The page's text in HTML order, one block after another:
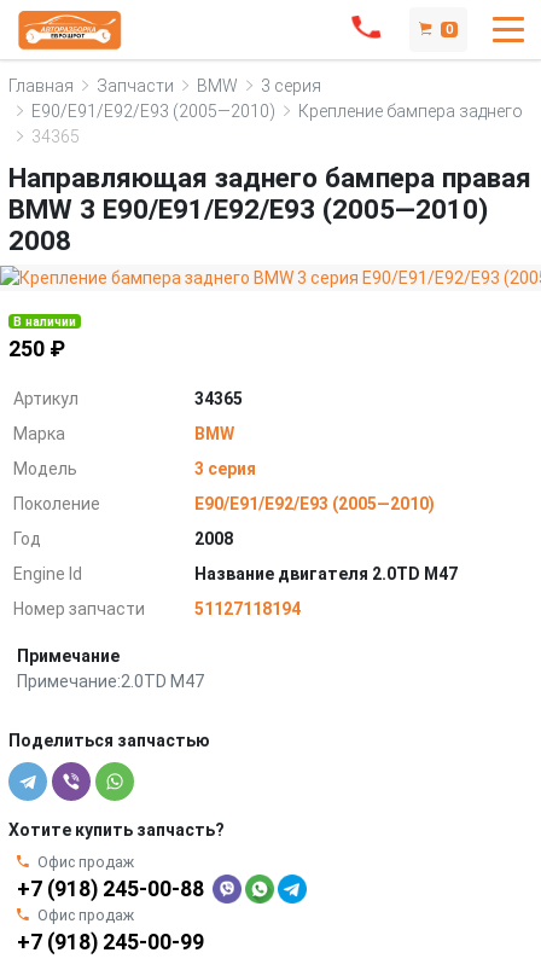
0
Главная Запчасти BMW
3 серия
E90/E91/E92/E93 (2005—2010)
Крепление бампера заднего
34365
Направляющая заднего бампера правая
BMW 3 E90/E91/E92/E93 (2005—2010)
2008
В наличии
250 ₽
Артикул
34365
Марка
BMW
Модель
3 серия
Поколение
E90/E91/E92/E93 (2005—2010)
Год
2008
Engine Id
Название двигателя 2.0TD M47
Номер запчасти
51127118194
Примечание
Примечание:2.0TD M47
Поделиться запчастью
Хотите купить запчасть?
Офис продаж
+7 (918) 245-00-88
Офис продаж
+7 (918) 245-00-99